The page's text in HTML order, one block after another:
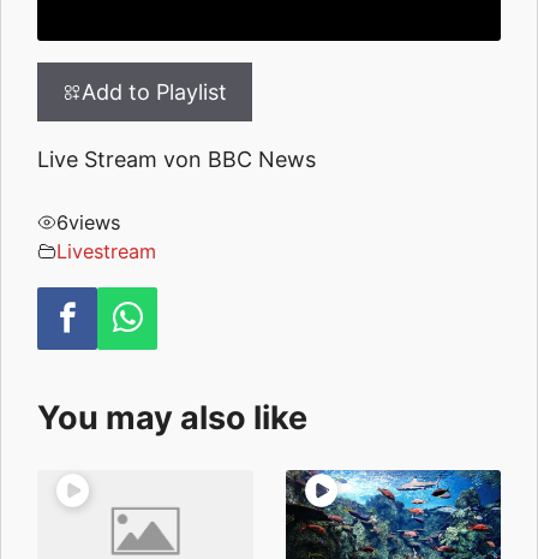
Add to Playlist
Live Stream von BBC News
6views
Livestream
You may also like